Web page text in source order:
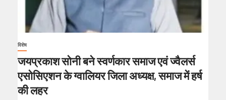
विशेष
जयप्रकाश सोनी बने स्वर्णकार समाज एवं ज्वैलर्स
एसोसिएशन के ग्वालियर जिला अध्यक्ष, समाज में हर्ष
की लहर